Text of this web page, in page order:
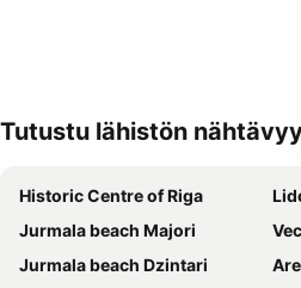
Tutustu lähistön
Historic Centre of Riga
Jurmala beach Majori
Jurmala beach Dzintari